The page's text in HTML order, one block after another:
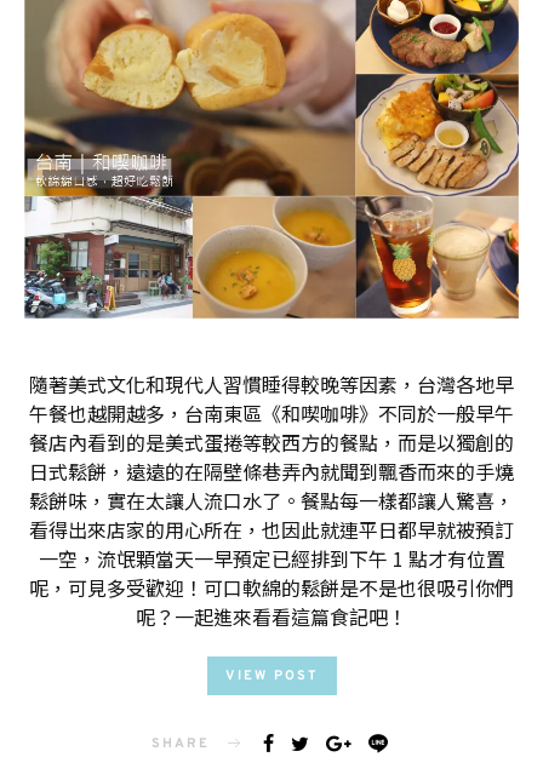
隨著美式文化和現代人習慣睡得較晚等因素，台灣各地早
午餐也越開越多，台南東區《和喫咖啡》不同於一般早午
餐店內看到的是美式蛋捲等較西方的餐點，而是以獨創的
日式鬆餅，遠遠的在隔壁條巷弄內就聞到飄香而來的手燒
鬆餅味，實在太讓人流口水了。餐點每一樣都讓人驚喜，
看得出來店家的用心所在，也因此就連平日都早就被預訂
一空，流氓顆當天一早預定已經排到下午 1 點才有位置
呢，可見多受歡迎！可口軟綿的鬆餅是不是也很吸引你們
呢？一起進來看看這篇食記吧！
VIEW POST
SHARE